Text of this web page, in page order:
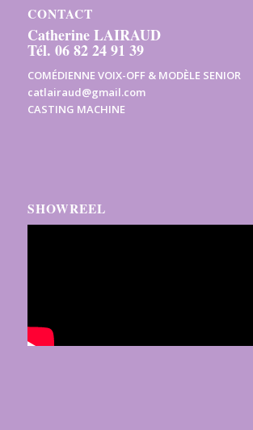
CONTACT
Catherine LAIRAUD
Tél. 06 82 24 91 39
COMÉDIENNE VOIX-OFF & MODÈLE SENIOR
catlairaud@gmail.com
CASTING MACHINE
SHOWREEL